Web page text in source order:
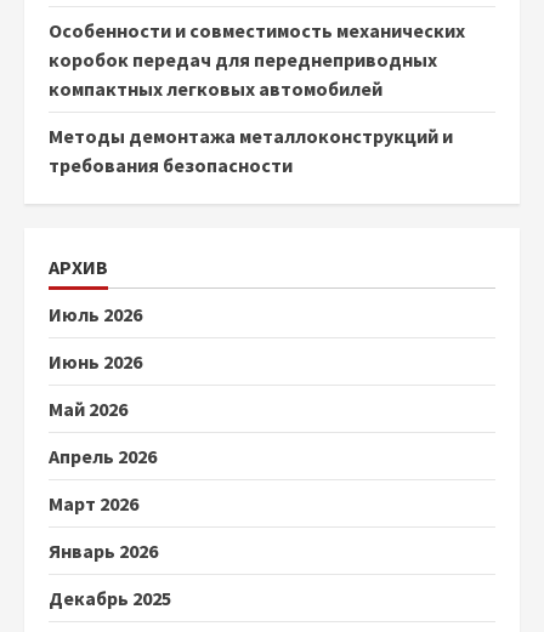
Особенности и совместимость механических
коробок передач для переднеприводных
компактных легковых автомобилей
Методы демонтажа металлоконструкций и
требования безопасности
АРХИВ
Июль 2026
Июнь 2026
Май 2026
Апрель 2026
Март 2026
Январь 2026
Декабрь 2025